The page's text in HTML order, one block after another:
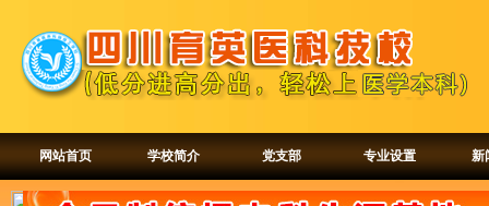
网站首页 学校简介 党支部 专业设置 新